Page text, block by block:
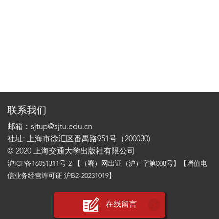
联系我们
邮箱：sjtup@sjtu.edu.cn
社址: 上海市徐汇区番禺路951号（200030)
© 2020 上海交通大学出版社有限公司
沪ICP备16051311号-2 【（署）网出证（沪）字第008号】【增值电
信业务经营许可证 沪B2-20231019】
在线留言